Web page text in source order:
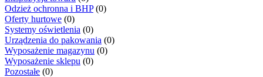
Odzież ochronna i BHP(0)
Oferty hurtowe (0)
Systemy oświetlenia (0)
Urządzenia do pakowania (0)
Wyposażenie magazynu (0)
Wyposażenie sklepu (0)
Pozostałe (0)